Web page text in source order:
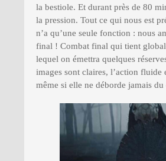
la bestiole. Et durant près de 80
la pression. Tout ce qui nous est
n’a qu’une seule fonction : nous
final ! Combat final qui tient
lequel on émettra quelques
images sont claires, l’action fluide
même si elle ne déborde jamais du